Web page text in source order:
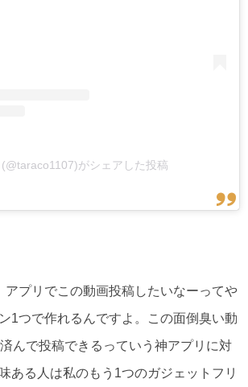
がシェアした投稿
アプリでこの動画投稿したいなーってや
1つで作れるんですよ。この面倒臭い動
んで投稿できるっていう神アプリに対
ある人は私のもう1つのガジェットフリ